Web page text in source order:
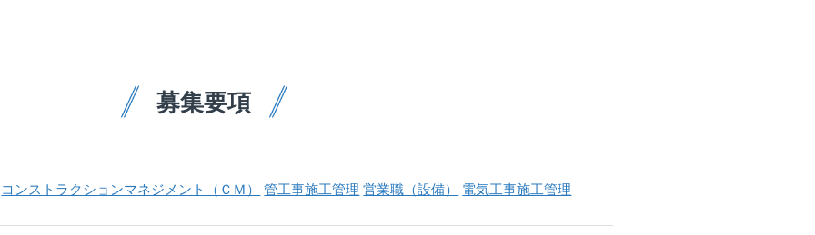
募集要項
コンストラクションマネジメント（ＣＭ） 管工事施工管理 営業職（設備） 電気工事施工管理